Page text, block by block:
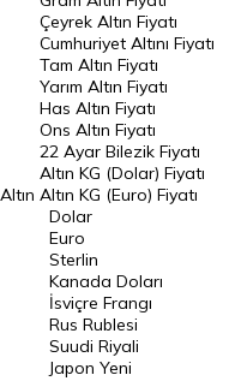
Raporlar
Endeksler
DÖVİZ
Döviz Kuru
Dolar Kuru
Euro Kuru
Pound Kuru
Frank Kuru
Riyal Kuru
Avustralya Doları
Altın
Çeyrek Altın Fiyatı
Cumhuriyet Altını Fiyatı
Tam Altın Fiyatı
Yarım Altın Fiyatı
Has Altın Fiyatı
Ons Altın Fiyatı
22 Ayar Bilezik Fiyatı
Altın KG (Dolar) Fiyatı
Altın KG (Euro) Fiyatı
Dolar
Euro
Sterlin
Kanada Doları
İsviçre Frangı
Rus Rublesi
Suudi Riyali
Japon Yeni